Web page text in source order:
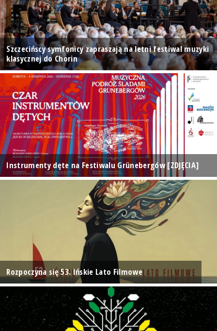
Szczecińscy symfonicy zapraszają na letni festiwal muzyki
klasycznej do Chorin
Instrumenty dęte na Festiwalu Grünebergów [ZDJĘCIA]
Rozpoczyna się 53. Ińskie Lato Filmowe